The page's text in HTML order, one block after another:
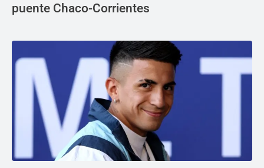
puente Chaco-Corrientes